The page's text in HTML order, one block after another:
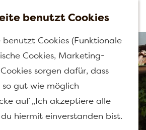
benutzt Cookies
benutzt Cookies (Funktionale
Cookies, Marketing-
sorgen dafür, dass
so gut wie möglich
auf „Ich akzeptiere alle
du hiermit einverstanden bist.